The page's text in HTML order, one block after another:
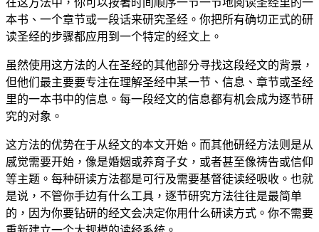
在这方法中，你可以按著时间顺序一节一节地阅读圣经里的一
本书、一个章节或一段话来研究圣经。你把所有确切正式的研
读圣经的步骤都应用到一个特定的经文上。
虽然使用这方法的人在圣经的其他部分寻找这段经文的背景，
但他们最主要要专注在理解圣经中某一节、信息、章节或圣经
里的一本书中的信息。每一段经文的信息都有机会成为逐节研
究的对象。
这方法的优势在于从经文的本文开始。而其他研经方法则是从
感觉需要开始，像是婚姻或养育子女，或者甚至像祷告或信仰
等主题。每种研读方法都是可行及需要基督徒读经吸收。也就
是说，不管你手边有什么工具，逐节研究方法往往是最简单
的，因为你要钻研的经文会决定你用什么研读方式。你不需要